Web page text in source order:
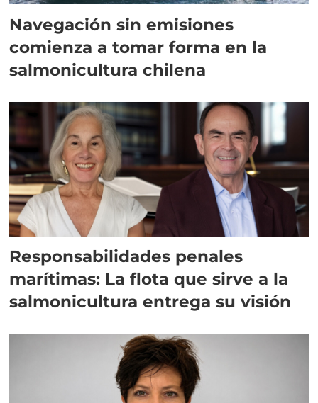
Navegación sin emisiones
comienza a tomar forma en la
salmonicultura chilena
Responsabilidades penales
marítimas: La flota que sirve a la
salmonicultura entrega su visión